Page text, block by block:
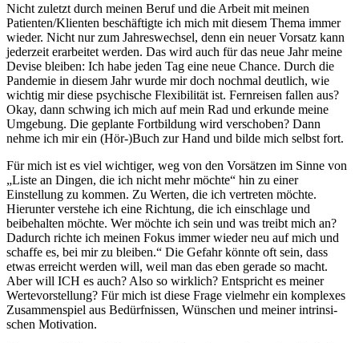
Nicht zuletzt durch meinen Beruf und die Arbeit mit meinen
Patienten/Klienten beschäftigte ich mich mit diesem Thema immer
wieder. Nicht nur zum Jahreswechsel, denn ein neuer Vorsatz kann
jederzeit erarbeitet werden. Das wird auch für das neue Jahr meine
Devise bleiben: Ich habe jeden Tag eine neue Chance. Durch die
Pandemie in diesem Jahr wurde mir doch nochmal deutlich, wie
wichtig mir diese psychische Flexibilität ist. Fernreisen fallen aus?
Okay, dann schwing ich mich auf mein Rad und erkunde meine
Umgebung. Die geplante Fortbildung wird verschoben? Dann
nehme ich mir ein (Hör-)Buch zur Hand und bilde mich selbst fort.
Für mich ist es viel wichtiger, weg von den Vorsätzen im Sinne von
„Liste an Dingen, die ich nicht mehr möchte“ hin zu einer
Einstellung zu kommen. Zu Werten, die ich vertreten möchte.
Hierunter verstehe ich eine Richtung, die ich einschlage und
beibehalten möchte. Wer möchte ich sein und was treibt mich an?
Dadurch richte ich meinen Fokus immer wieder neu auf mich und
schaffe es, bei mir zu bleiben.“ Die Gefahr könnte oft sein, dass
etwas erreicht werden will, weil man das eben gerade so macht.
Aber will ICH es auch? Also so wirklich? Entspricht es meiner
Wertevorstellung? Für mich ist diese Frage vielmehr ein kom­ple­xes
Zusam­men­spiel aus Bedürf­nis­sen, Wün­schen und meiner intrin­si­
schen Moti­va­tion.